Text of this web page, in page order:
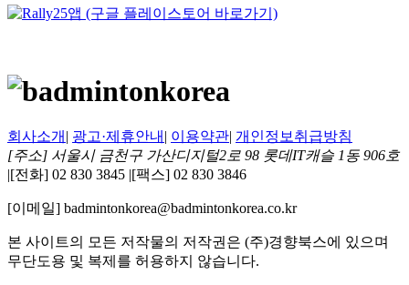
회사소개 | 광고·제휴안내 | 이용약관| 개인정보취급방침
[주소] 서울시 금천구 가산디지털2로 98 롯데IT캐슬 1동 906호
|[전화] 02 830 3845 |[팩스] 02 830 3846
[이메일] badmintonkorea@badmintonkorea.co.kr
본 사이트의 모든 저작물의 저작권은 (주)경향북스에 있으며
무단도용 및 복제를 허용하지 않습니다.